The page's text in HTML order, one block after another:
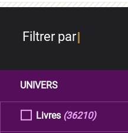
Filtrer par
UNIVERS
Livres (36210)